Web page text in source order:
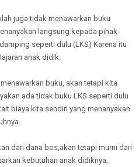
juga tidak menawarkan buku
langsung kepada pihak
seperti dulu (LKS) Karena itu
anak didik.
buku, akan tetapi kita
ada tidak buku LKS seperti dulu
biaya kita sendiri yang menanyakan
dari dana bos,akan tetapi murni dari
kebutuhan anak didiknya,